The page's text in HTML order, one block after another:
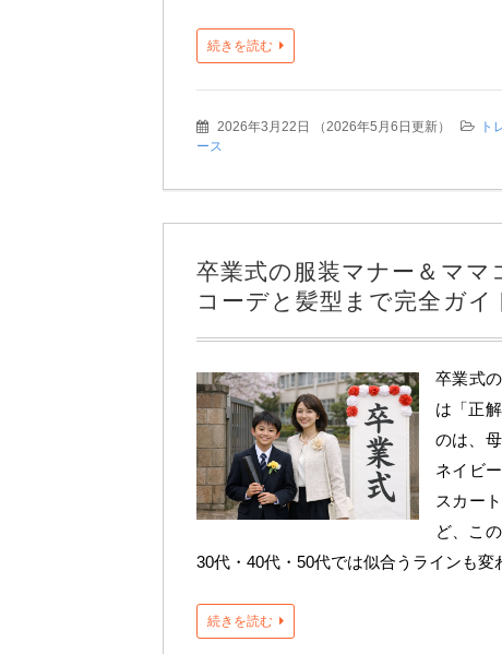
続きを読む
2026年3月22日 （2026年5月6日更新） ト
ース
卒業式の服装マナー＆ママ
コーデと髪型まで完全ガイ
卒業式
は「正
のは、
ネイビ
スカー
ど、こ
30代・40代・50代では似合うラインも変
続きを読む